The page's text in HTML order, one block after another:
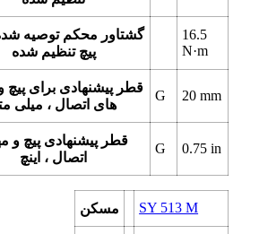
گشتاور محکم توصیه
پیچ تنظیم شده
16.5
N·m
قطر پیشنهادی برای پیچ
های اتصال ، میلی
G 20mm
قطر پیشنهادی پیچ و
اتصال ، اینچ
G 0.75in
مسکن SY 513 M